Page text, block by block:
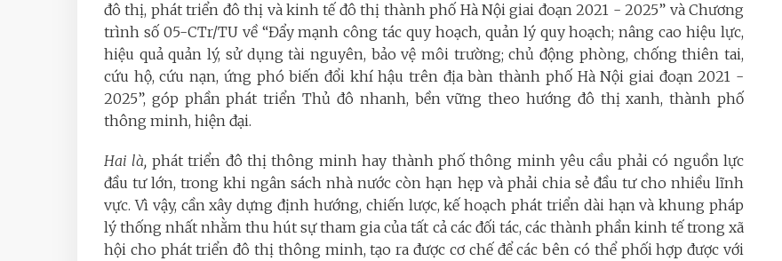
đô thị, phát triển đô thị và kinh tế đô thị thành phố Hà Nội giai đoạn 2021 - 2025” và Chương
trình số 05-CTr/TU về “Đẩy mạnh công tác quy hoạch, quản lý quy hoạch; nâng cao hiệu lực,
hiệu quả quản lý, sử dụng tài nguyên, bảo vệ môi trường; chủ động phòng, chống thiên tai,
cứu hộ, cứu nạn, ứng phó biến đổi khí hậu trên địa bàn thành phố Hà Nội giai đoạn 2021 -
2025”, góp phần phát triển Thủ đô nhanh, bền vững theo hướng đô thị xanh, thành phố
thông minh, hiện đại.
Hai là, phát triển đô thị thông minh hay thành phố thông minh yêu cầu phải có nguồn lực
đầu tư lớn, trong khi ngân sách nhà nước còn hạn hẹp và phải chia sẻ đầu tư cho nhiều lĩnh
vực. Vì vậy, cần xây dựng định hướng, chiến lược, kế hoạch phát triển dài hạn và khung pháp
lý thống nhất nhằm thu hút sự tham gia của tất cả các đối tác, các thành phần kinh tế trong xã
hội cho phát triển đô thị thông minh, tạo ra được cơ chế để các bên có thể phối hợp được với